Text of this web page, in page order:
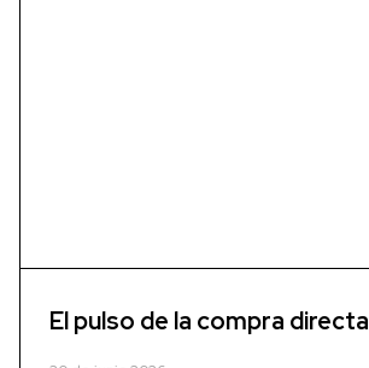
El pulso de la compra directa